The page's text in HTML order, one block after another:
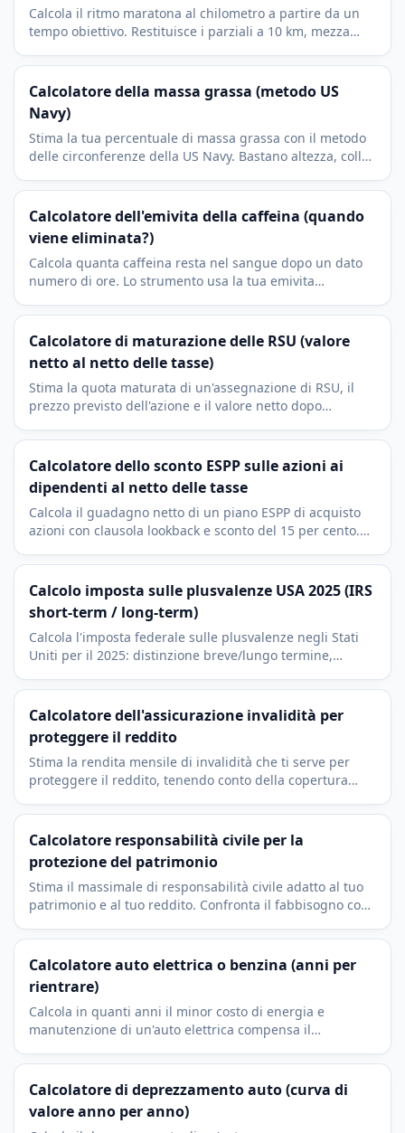
Calcola il ritmo maratona al chilometro a partire da un
tempo obiettivo. Restituisce i parziali a 10 km, mezza
Calcolatore della massa grassa (metodo US
Navy)
Stima la tua percentuale di massa grassa con il metodo
delle circonferenze della US Navy. Bastano altezza, collo,
Calcolatore dell'emivita della caffeina (quando
viene eliminata?)
Calcola quanta caffeina resta nel sangue dopo un dato
numero di ore. Lo strumento usa la tua emivita
Calcolatore di maturazione delle RSU (valore
netto al netto delle tasse)
Stima la quota maturata di un'assegnazione di RSU, il
prezzo previsto dell'azione e il valore netto dopo
Calcolatore dello sconto ESPP sulle azioni ai
dipendenti al netto delle tasse
Calcola il guadagno netto di un piano ESPP di acquisto
azioni con clausola lookback e sconto del 15 per cento.
Calcolo imposta sulle plusvalenze USA 2025 (IRS
short-term / long-term)
Calcola l'imposta federale sulle plusvalenze negli Stati
Uniti per il 2025: distinzione breve/lungo termine,
termine, cost basis e NIIT.
Calcolatore dell'assicurazione invalidità per
proteggere il reddito
Stima la rendita mensile di invalidità che ti serve per
proteggere il reddito, tenendo conto della copertura
Calcolatore responsabilità civile per la
protezione del patrimonio
Stima il massimale di responsabilità civile adatto al tuo
patrimonio e al tuo reddito. Confronta il fabbisogno con
Calcolatore auto elettrica o benzina (anni per
rientrare)
Calcola in quanti anni il minor costo di energia e
manutenzione di un'auto elettrica compensa il
Calcolatore di deprezzamento auto (curva di
valore anno per anno)